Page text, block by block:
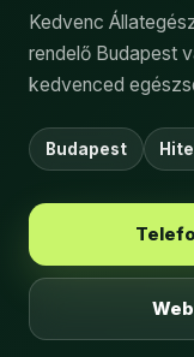
Kedvenc
rendelő Budapest
kedvenced
Budapest